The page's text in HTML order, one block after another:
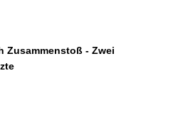
Zusammenstoß - Zwei